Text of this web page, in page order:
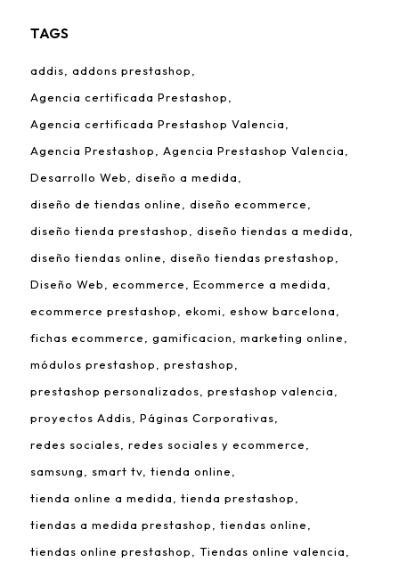
TAGS
addis
addons prestashop
Agencia certificada Prestashop
Agencia certificada Prestashop Valencia
Agencia Prestashop
Agencia Prestashop Valencia
Desarrollo Web
diseño a medida
diseño de tiendas online
diseño ecommerce
diseño tienda prestashop
diseño tiendas a medida
diseño tiendas online
diseño tiendas prestashop
Diseño Web
ecommerce
Ecommerce a medida
ecommerce prestashop
ekomi
eshow barcelona
fichas ecommerce
gamificacion
marketing online
módulos prestashop
prestashop
prestashop personalizados
prestashop valencia
proyectos Addis
Páginas Corporativas
redes sociales
redes sociales y ecommerce
samsung
smart tv tienda online
tienda online a medida
tienda prestashop
tiendas a medida prestashop
tiendas online
tiendas online prestashop
Tiendas online valencia